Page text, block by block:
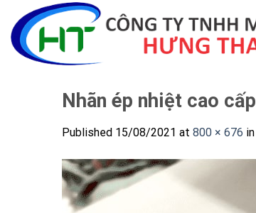
content
Nhãn ép nhiệt cao cấp
Published 15/08/2021 at 800 × 676 in